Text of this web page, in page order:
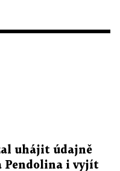
uhájit údajně
Pendolina i vyjít